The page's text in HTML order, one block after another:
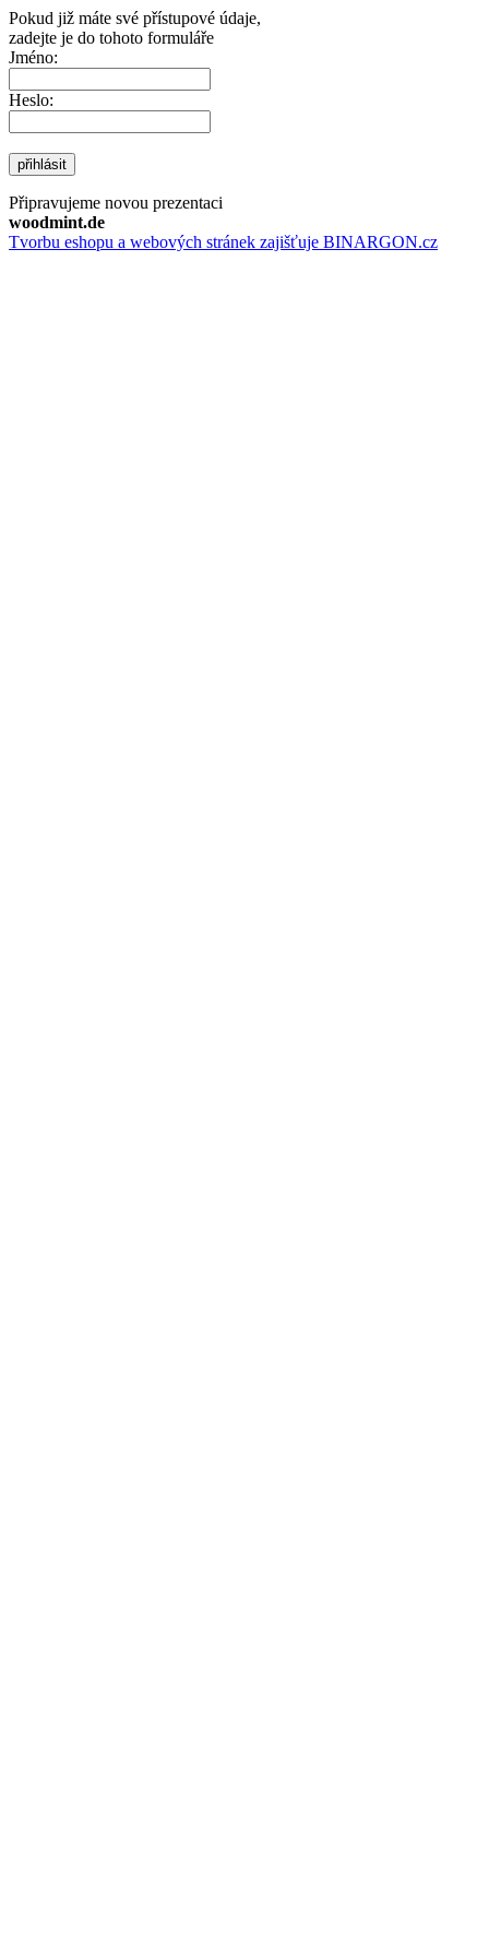
Pokud již máte své přístupové údaje,
zadejte je do tohoto formuláře
Jméno:
Heslo:
přihlásit
Připravujeme novou prezentaci
woodmint.de
Tvorbu eshopu a webových stránek zajišťuje BINARGON.cz